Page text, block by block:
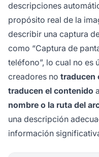
descripciones
propósito real de la
describir una captura
como “Captura de
teléfono”, lo cual no es
creadores no traducen
traducen el contenido
nombre o la ruta del
una descripción
información